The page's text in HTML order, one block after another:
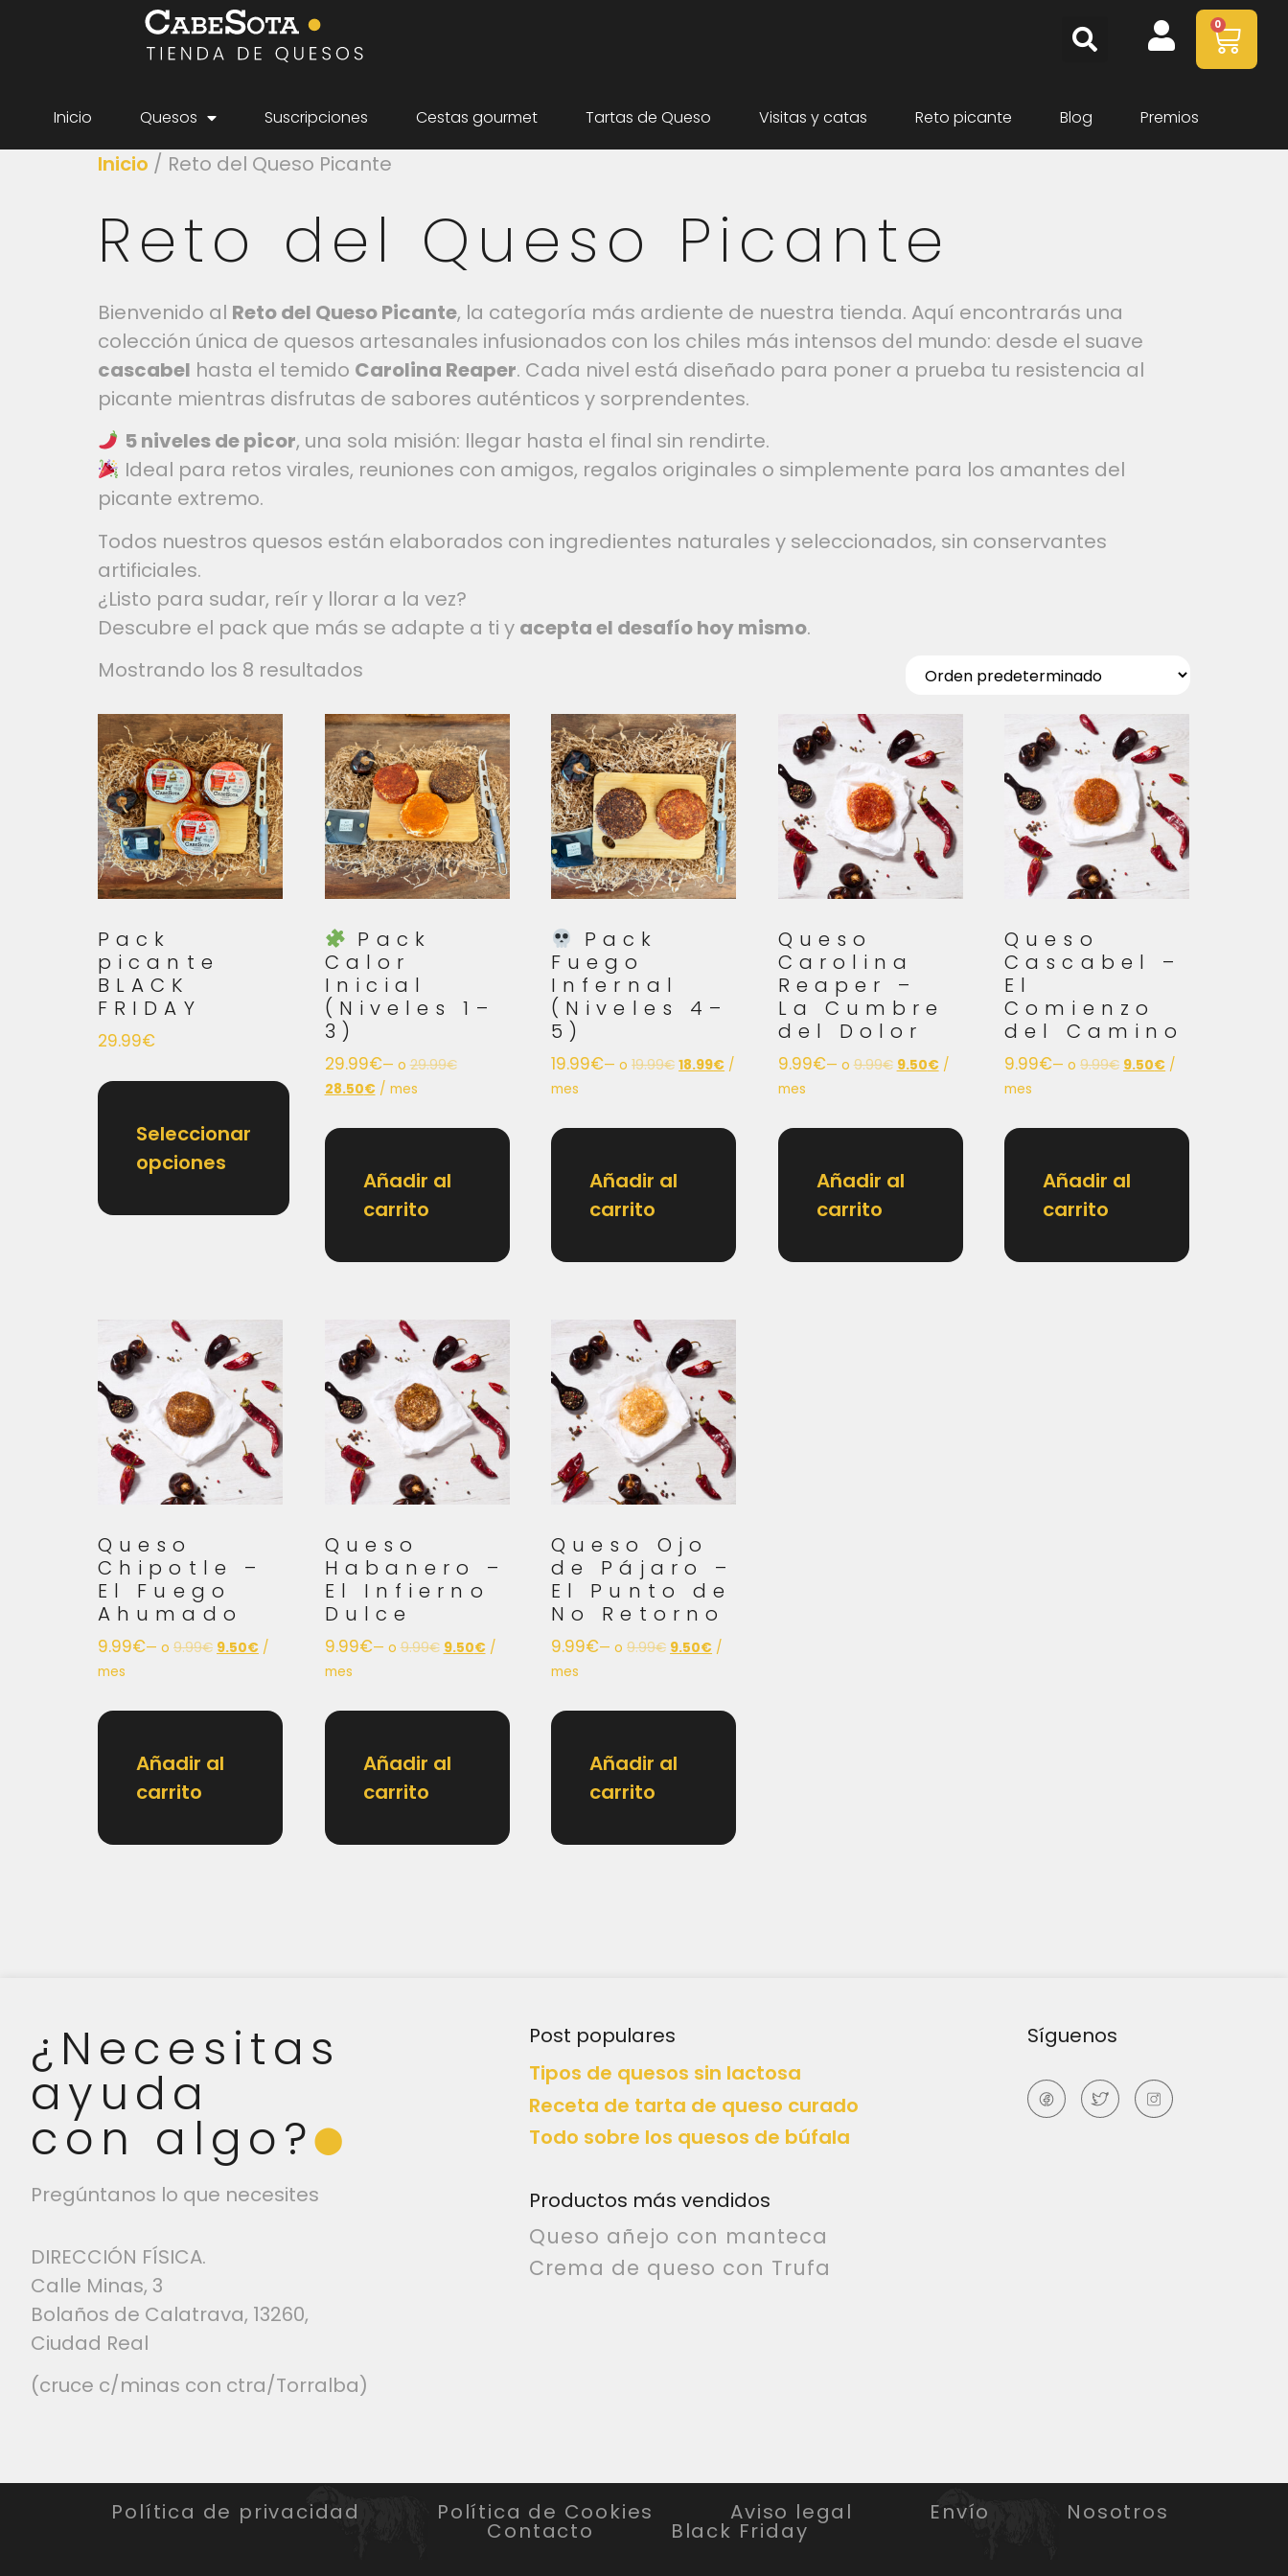
0
Inicio Quesos Suscripciones Cestas gourmet Tartas de Queso Visitas y catas Reto picante Blog Premios
Inicio / Reto del Queso Picante
Reto del Queso Picante
Bienvenido al Reto del Queso Picante, la categoría más ardiente de nuestra tienda. Aquí encontrarás una
colección única de quesos artesanales infusionados con los chiles más intensos del mundo: desde el suave
cascabel hasta el temido Carolina Reaper. Cada nivel está diseñado para poner a prueba tu resistencia al
picante mientras disfrutas de sabores auténticos y sorprendentes.
5 niveles de picor, una sola misión: llegar hasta el final sin rendirte.
Ideal para retos virales, reuniones con amigos, regalos originales o simplemente para los amantes del
picante extremo.
Todos nuestros quesos están elaborados con ingredientes naturales y seleccionados, sin conservantes
artificiales.
¿Listo para sudar, reír y llorar a la vez?
Descubre el pack que más se adapte a ti y acepta el desafío hoy mismo.
Mostrando los 8 resultados
Pack
picante
BLACK
FRIDAY
29.99€
Seleccionar
opciones
Pack
Calor
Inicial
(Niveles 1–
3)
29.99€— o29.99€
28.50€ / mes
Añadir al
carrito
Pack
Fuego
Infernal
(Niveles 4–
5)
19.99€— o19.99€ 18.99€ /
mes
Añadir al
carrito
Queso
Carolina
Reaper –
La Cumbre
del Dolor
9.99€— o9.99€ 9.50€ /
mes
Añadir al
carrito
Queso
Cascabel –
El
Comienzo
del Camino
9.99€— o9.99€ 9.50€ /
mes
Añadir al
carrito
Queso
Chipotle –
El Fuego
Ahumado
9.99€— o 9.99€ 9.50€ /
mes
Añadir al
carrito
Queso
Habanero –
El Infierno
Dulce
9.99€— o9.99€ 9.50€ /
mes
Añadir al
carrito
Queso Ojo
de Pájaro –
El Punto de
No Retorno
9.99€— o9.99€ 9.50€ /
mes
Añadir al
carrito
¿Necesitas
ayuda
con algo? ⬤
Pregúntanos lo que necesites
DIRECCIÓN FÍSICA.
Calle Minas, 3
Bolaños de Calatrava, 13260,
Ciudad Real
(cruce c/minas con ctra/Torralba)
Post populares
Tipos de quesos sin lactosa
Receta de tarta de queso curado
Todo sobre los quesos de búfala
Productos más vendidos
Queso añejo con manteca
Crema de queso con Trufa
Síguenos
Política de privacidad Política de Cookies Aviso legal Envío Nosotros
Contacto Black Friday